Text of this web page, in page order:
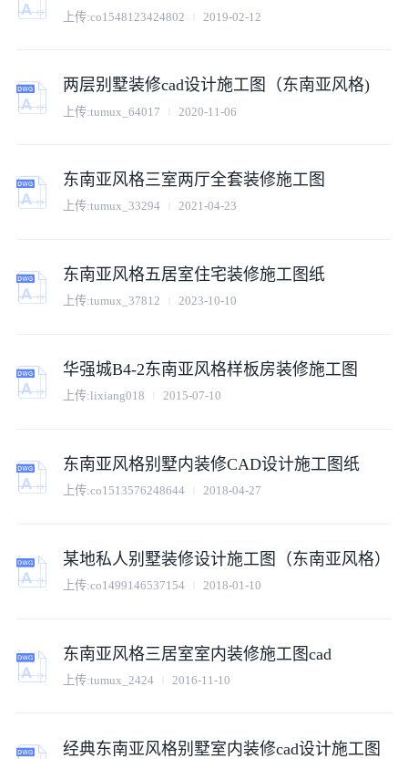
上传:co1548123424802 2019-02-12
两层别墅装修cad设计施工图（东南亚风格)
上传:tumux_64017 2020-11-06
东南亚风格三室两厅全套装修施工图
上传:tumux_33294 2021-04-23
东南亚风格五居室住宅装修施工图纸
上传:tumux_37812 2023-10-10
华强城B4-2东南亚风格样板房装修施工图
上传:lixiang018 2015-07-10
东南亚风格别墅内装修CAD设计施工图纸
上传:co1513576248644 2018-04-27
某地私人别墅装修设计施工图（东南亚风格）
上传:co1499146537154 2018-01-10
东南亚风格三居室室内装修施工图cad
上传:tumux_2424 2016-11-10
经典东南亚风格别墅室内装修cad设计施工图